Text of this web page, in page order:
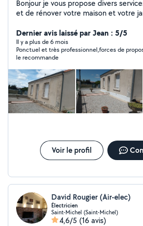
Bonjour je vous propose divers
et de rénover votre maison et votre
Dernier avis laissé par Jean : 5/5
Il y a plus de 6 mois
Ponctuel et très professionnel,forces de
le recommande
Voir le profil
David Rougier (Air-elec)
Électricien
Saint-Michel (Saint-Michel)
4,6/5 (16 avis)